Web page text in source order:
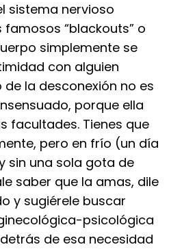
sistema nervioso
“blackouts” o
simplemente se
con alguien
la desconexión no es
porque ella
facultades. Tienes que
pero en frío (un día
sin una sola gota de
saber que la amas, dile
y sugiérele buscar
psicológica
de esa necesidad